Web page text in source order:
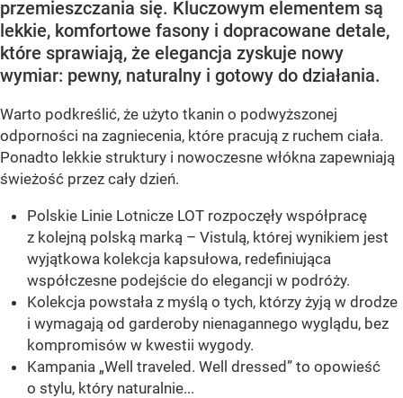
przemieszczania się. Kluczowym elementem są
lekkie, komfortowe fasony i dopracowane detale,
które sprawiają, że elegancja zyskuje nowy
wymiar: pewny, naturalny i gotowy do działania.
Warto podkreślić, że użyto tkanin o podwyższonej
odporności na zagniecenia, które pracują z ruchem ciała.
Ponadto lekkie struktury i nowoczesne włókna zapewniają
świeżość przez cały dzień.
Polskie Linie Lotnicze LOT rozpoczęły współpracę
z kolejną polską marką – Vistulą, której wynikiem jest
wyjątkowa kolekcja kapsułowa, redefiniująca
współczesne podejście do elegancji w podróży.
Kolekcja powstała z myślą o tych, którzy żyją w drodze
i wymagają od garderoby nienagannego wyglądu, bez
kompromisów w kwestii wygody.
Kampania „Well traveled. Well dressed” to opowieść
o stylu, który naturalnie...